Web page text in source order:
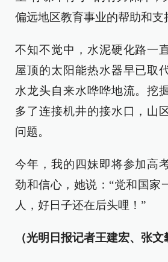
偏远地区教育事业的帮助和支
不知不觉中，水泥硬化路一
屋顶的太阳能热水器早已取
水龙头自来水哗哗地流。挖
多了连接机井的接水口，山
问题。
今年，我的四妹即将参加高
劲和信心，她说：“党和国家
人，好日子还在后头哩！”
（光明日报记者王建宏、张文